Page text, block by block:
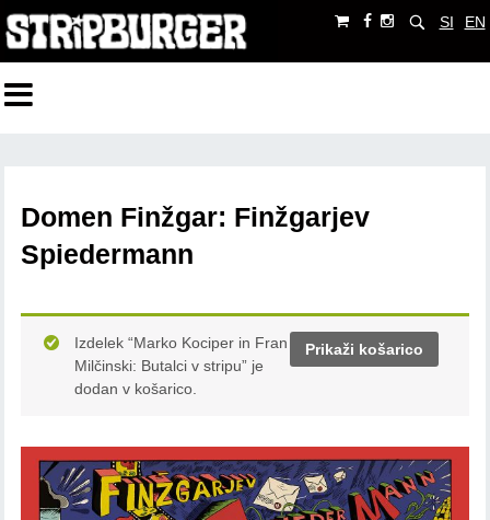
SI EN
Domen Finžgar: Finžgarjev
Spiedermann
Prikaži košarico
Izdelek “Marko Kociper in Fran
Milčinski: Butalci v stripu” je
dodan v košarico.